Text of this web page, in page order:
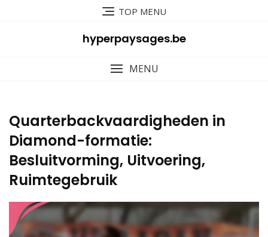
TOP MENU
hyperpaysages.be
MENU
Quarterbackvaardigheden in
Diamond-formatie:
Besluitvorming, Uitvoering,
Ruimtegebruik